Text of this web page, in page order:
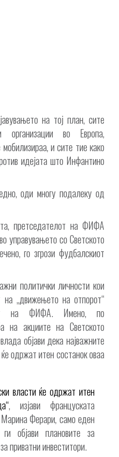
на тој план, сите
организации во Европа,
и сите тие како
идејата што Инфантино
оди многу подалеку од
претседателот на ФИФА
управувањето со Светското
го згрози фудбалскиот
политички личности кои
на „движењето на отпорот“
на ФИФА. Имено, по
на акциите на Светското
објави дека најважните
одржат итен состанок оваа
власти ќе одржат итен
, изјави француската
Ферари, само еден
објави плановите за
приватни инвеститори.